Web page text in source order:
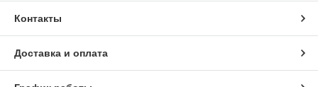
Контакты
Доставка и оплата